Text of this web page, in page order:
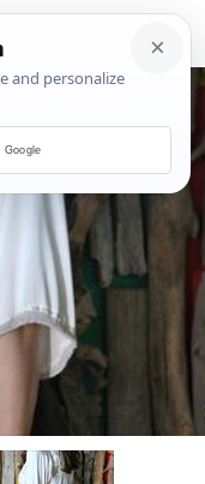
Google